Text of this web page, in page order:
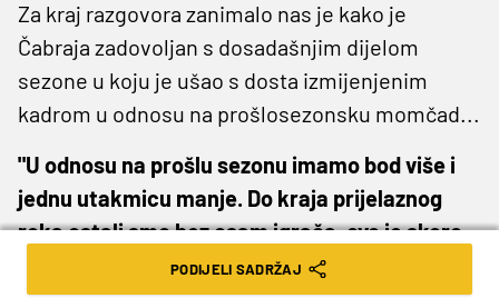
Za kraj razgovora zanimalo nas je kako je
Čabraja zadovoljan s dosadašnjim dijelom
sezone u koju je ušao s dosta izmijenjenim
kadrom u odnosu na prošlosezonsku momčad...
"U odnosu na prošlu sezonu imamo bod više i
jednu utakmicu manje. Do kraja prijelaznog
roka ostali smo bez osam igrača, ovo je skoro
pa i potpuno nova ekipa. Iskočili su Martin
Šotićek, Krivak, Fran Žilinski, Art Smakaj,
PODIJELI SADRŽAJ